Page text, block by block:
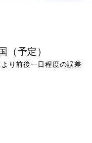
（予定）
り前後一日程度の誤差